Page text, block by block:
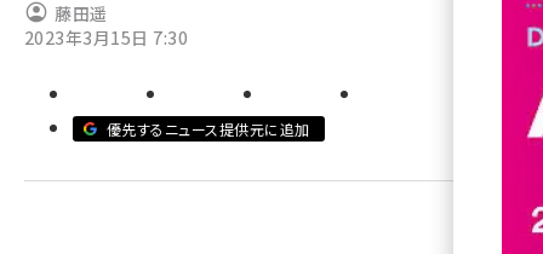
アスクル (1118)
ビィ・フォアード (773)
藤田遥
2023年3月15日 7:30
優先するニュース提供元に追加